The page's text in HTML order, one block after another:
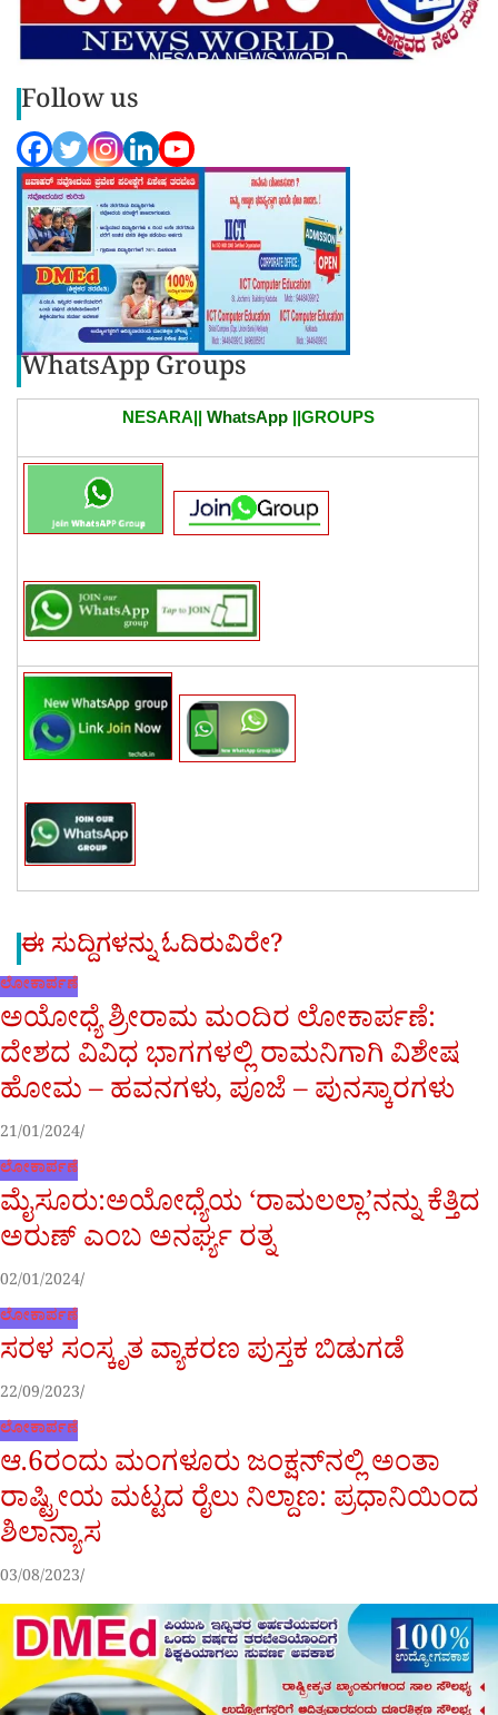
Follow us
WhatsApp Groups
NESARA|| WhatsApp||GROUPS
ಈ ಸುದ್ದಿಗಳನ್ನು ಓದಿರುವಿರೇ?
ಲೋಕಾರ್ಪಣೆ
ಅಯೋಧ್ಯೆ ಶ್ರೀರಾಮ ಮಂದಿರ ಲೋಕಾರ್ಪಣೆ:
ದೇಶದ ವಿವಿಧ ಭಾಗಗಳಲ್ಲಿ ರಾಮನಿಗಾಗಿ ವಿಶೇಷ
ಹೋಮ – ಹವನಗಳು, ಪೂಜೆ – ಪುನಸ್ಕಾರಗಳು
21/01/2024
ಲೋಕಾರ್ಪಣೆ
ಮೈಸೂರು:ಅಯೋಧ್ಯೆಯ ‘ರಾಮಲಲ್ಲಾ’ನನ್ನು ಕೆತ್ತಿದ
ಅರುಣ್ ಎಂಬ ಅನರ್ಘ್ಯ ರತ್ನ
02/01/2024
ಲೋಕಾರ್ಪಣೆ
ಸರಳ ಸಂಸ್ಕೃತ ವ್ಯಾಕರಣ ಪುಸ್ತಕ ಬಿಡುಗಡೆ
22/09/2023
ಲೋಕಾರ್ಪಣೆ
ಆ.6ರಂದು ಮಂಗಳೂರು ಜಂಕ್ಷನ್‌ನಲ್ಲಿ ಅಂತಾ
ರಾಷ್ಟ್ರೀಯ ಮಟ್ಟದ ರೈಲು ನಿಲ್ದಾಣ: ಪ್ರಧಾನಿಯಿಂದ
ಶಿಲಾನ್ಯಾಸ
03/08/2023